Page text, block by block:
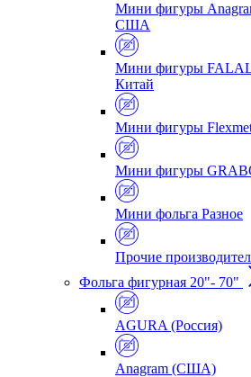
Мини фигуры
США
Мини фигуры
Китай
Мини фигуры
Мини фигуры
Мини фольга Разное
Прочие
Фольга фигурная 20"- 70"
AGURA (Россия)
Anagram (США)